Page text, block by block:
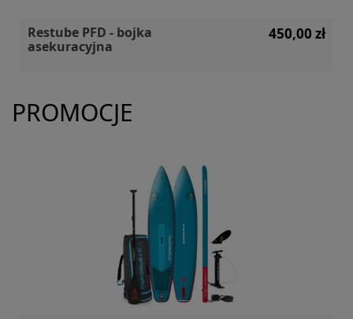
Restube PFD - bojka
asekuracyjna
450,00 zł
PROMOCJE